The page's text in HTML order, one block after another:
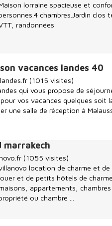
lorraine spacieuse et
chambres.Jardin clos
randonnées
vacances landes 40
(1015 visites)
qui vous propose de
vos vacances quelques soit
une salle de réception à
marrakech
(1055 visites)
location de charme et
et de petits hôtels de
appartements,
ou chambre ...